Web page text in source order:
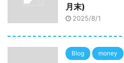
月末)
2025/8/1
Blog money